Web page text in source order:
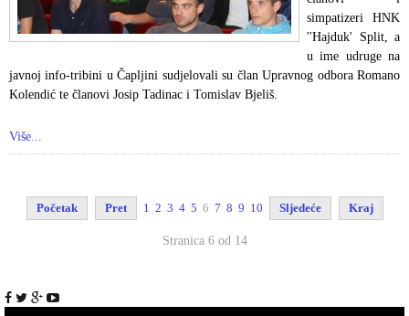
simpatizeri HNK
''Hajduk' Split, a
u ime udruge na
javnoj info-tribini u Čapljini sudjelovali su član Upravnog odbora Romano
Kolendić te članovi Josip Tadinac i Tomislav Bjeliš.
Više...
Početak Pret 1 2 3 4 5 6 7 8 9 10 Sljedeće Kraj
Stranica 6 od 14